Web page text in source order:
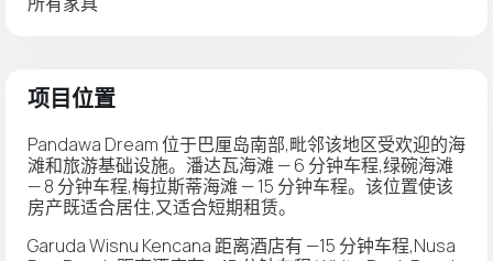
项目位置
Pandawa Dream 位于巴厘岛南部,毗邻该地区受欢迎的海
滩和旅游基础设施。潘达瓦海滩 — 6 分钟车程,绿碗海滩
— 8 分钟车程,梅拉斯蒂海滩 — 15 分钟车程。该位置使该
房产既适合居住,又适合短期租赁。
Garuda Wisnu Kencana 距离酒店有 —15 分钟车程,Nusa